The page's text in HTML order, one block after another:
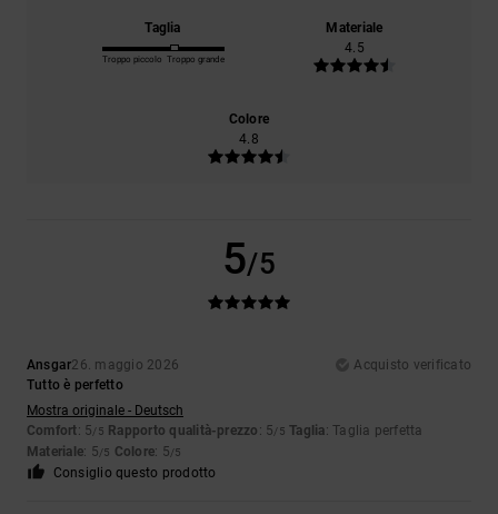
Taglia
Troppo piccolo Troppo grande
Materiale
4.5
Colore
4.8
5/5
Ansgar26. maggio 2026
Acquisto verificato
Tutto è perfetto
Mostra originale - Deutsch
Comfort: 5/5 Rapporto qualità-prezzo : 5/5 Taglia: Taglia perfetta
Materiale: 5/5 Colore: 5/5
Consiglio questo prodotto